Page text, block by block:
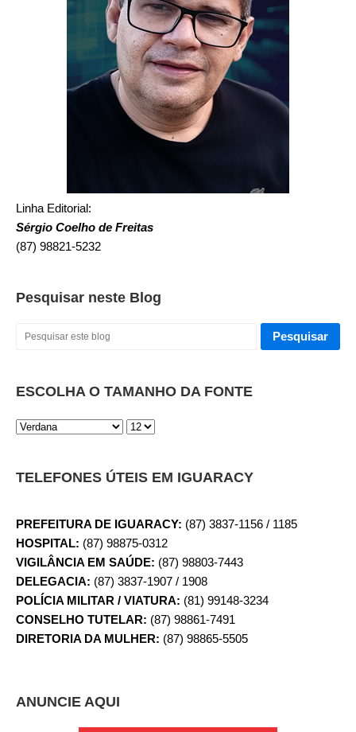
Linha Editorial:
Sérgio Coelho de Freitas
(87) 98821-5232
Pesquisar neste Blog
ESCOLHA O TAMANHO DA FONTE
TELEFONES ÚTEIS EM IGUARACY
PREFEITURA DE IGUARACY: (87) 3837-1156 / 1185
HOSPITAL: (87) 98875-0312
VIGILÂNCIA EM SAÚDE: (87) 98803-7443
DELEGACIA: (87) 3837-1907 / 1908
POLÍCIA MILITAR / VIATURA: (81) 99148-3234
CONSELHO TUTELAR: (87) 98861-7491
DIRETORIA DA MULHER: (87) 98865-5505
ANUNCIE AQUI